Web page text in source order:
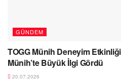
GÜNDEM
TOGG Münih Deneyim
Münih’te Büyük İlgi Gördü
20.07.2026